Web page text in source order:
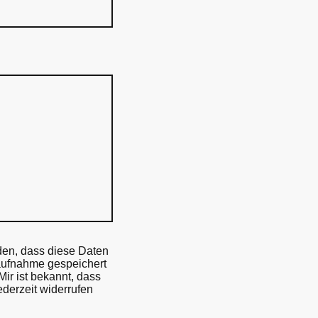
dass diese Daten
gespeichert
ist bekannt, dass
widerrufen